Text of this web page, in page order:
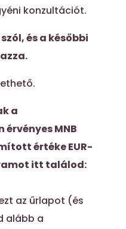
konzultációt.
és a későbbi
a
MNB
értéke EUR-
itt találod:
az űrlapot (és
alább a